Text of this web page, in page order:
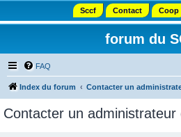
Sccf Contact Coop
forum du
FAQ
Index du forum Contacter un
Contacter un administrateur